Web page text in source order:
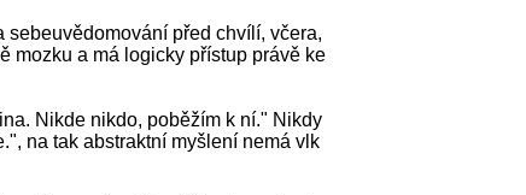
před chvílí, včera,
mozku a má logicky přístup právě ke
Nikde nikdo, poběžím k ní." Nikdy
na tak abstraktní myšlení nemá vlk